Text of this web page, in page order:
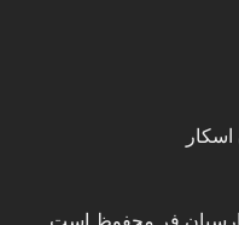
فر محفوظ است.